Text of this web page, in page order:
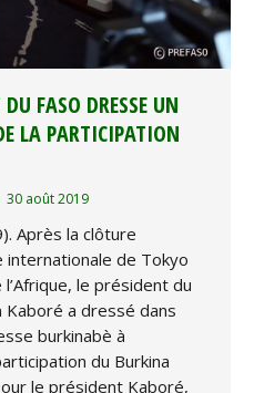
FASO DRESSE UN
LA PARTICIPATION
30 août 2019
Après la clôture
internationale de Tokyo
le président du
Kaboré a dressé dans
burkinabè à
du Burkina
le président Kaboré,